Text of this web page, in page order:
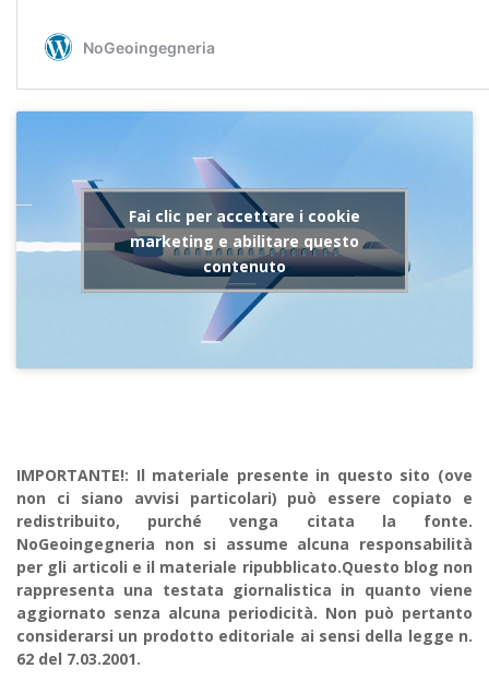
Fai clic per accettare i cookie
marketing e abilitare questo
contenuto
IMPORTANTE!: Il materiale presente in questo sito (ove
non ci siano avvisi particolari) può essere copiato e
redistribuito, purché venga citata la fonte.
NoGeoingegneria non si assume alcuna responsabilità
per gli articoli e il materiale ripubblicato.Questo blog non
rappresenta una testata giornalistica in quanto viene
aggiornato senza alcuna periodicità. Non può pertanto
considerarsi un prodotto editoriale ai sensi della legge n.
62 del 7.03.2001.